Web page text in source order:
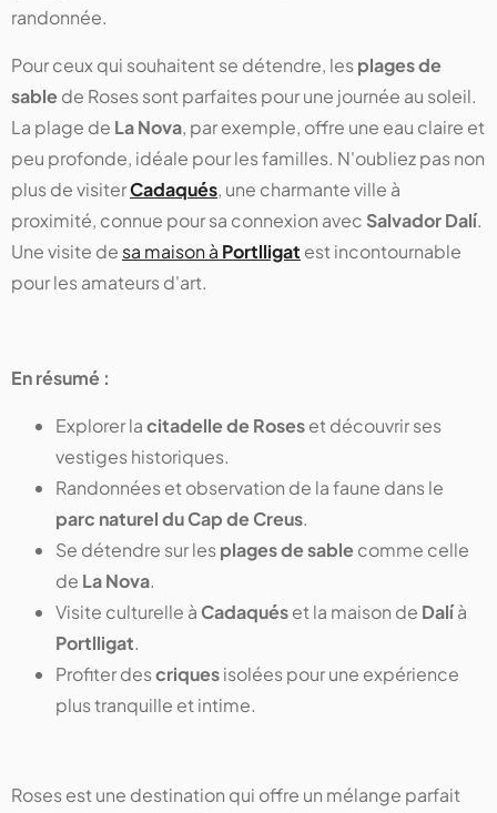
randonnée.
Pour ceux qui souhaitent se détendre, lesplages de
sablede Roses sont parfaites pour une journée au soleil.
La plage de La Nova, par exemple, offre une eau claire et
peu profonde, idéale pour les familles. N'oubliez pas non
plus de visiterCadaqués, une charmante ville à
proximité, connue pour sa connexion avec Salvador Dalí.
Une visite de sa maison à Portlligat est incontournable
pour les amateurs d'art.
En résumé :
Explorer lacitadelle de Roseset découvrir ses
vestiges historiques.
Randonnées et observation de la faune dans le
parc naturel du Cap de Creus.
Se détendre sur lesplages de sablecomme celle
de La Nova.
Visite culturelle à Cadaquéset la maison de Dalíà
Portlligat.
Profiter descriquesisolées pour une expérience
plus tranquille et intime.
Roses est une destination qui offre un mélange parfait